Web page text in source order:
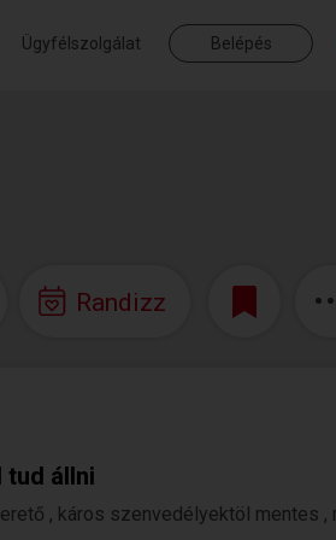
Ügyfélszolgálat Belépés
Randizz
tud állni
, káros szenvedélyektöl mentes ,